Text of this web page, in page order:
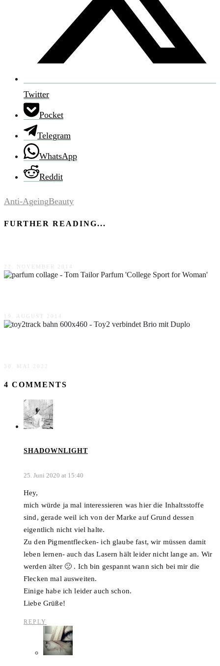
Twitter
Pocket
Telegram
WhatsApp
Reddit
Anti-AgeingBeauty
FURTHER READING...
22. NOVEMBER 2014
19. AUGUST 2014
30. MAI 2022
4 COMMENTS
SHADOWNLIGHT
25. Juni 2020 at 15:40
Hey,
mich würde ja mal interessieren was hier die Inhaltsstoffe
sind, gerade weil ich von der Marke auf Grund dessen
eigentlich nicht viel halte.
Zu den Pigmentflecken- ich glaube fast, wir müssen damit
leben lernen- auch das Lasern hält leider nicht lange an. Wir
werden älter 🙁 . Ich bin gespannt wann sich bei mir die
Flecken mal ausweiten.
Einige habe ich leider auch schon.
Liebe Grüße!
REPLY